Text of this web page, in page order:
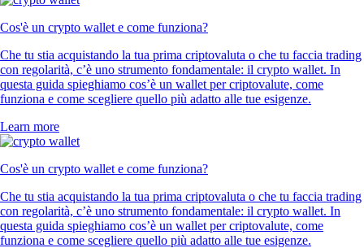
Cos'è un crypto wallet e come funziona?
Che tu stia acquistando la tua prima criptovaluta o che tu faccia trading
con regolarità, c’è uno strumento fondamentale: il crypto wallet. In
questa guida spieghiamo cos’è un wallet per criptovalute, come
funziona e come scegliere quello più adatto alle tue esigenze.
Learn more
Cos'è un crypto wallet e come funziona?
Che tu stia acquistando la tua prima criptovaluta o che tu faccia trading
con regolarità, c’è uno strumento fondamentale: il crypto wallet. In
questa guida spieghiamo cos’è un wallet per criptovalute, come
funziona e come scegliere quello più adatto alle tue esigenze.